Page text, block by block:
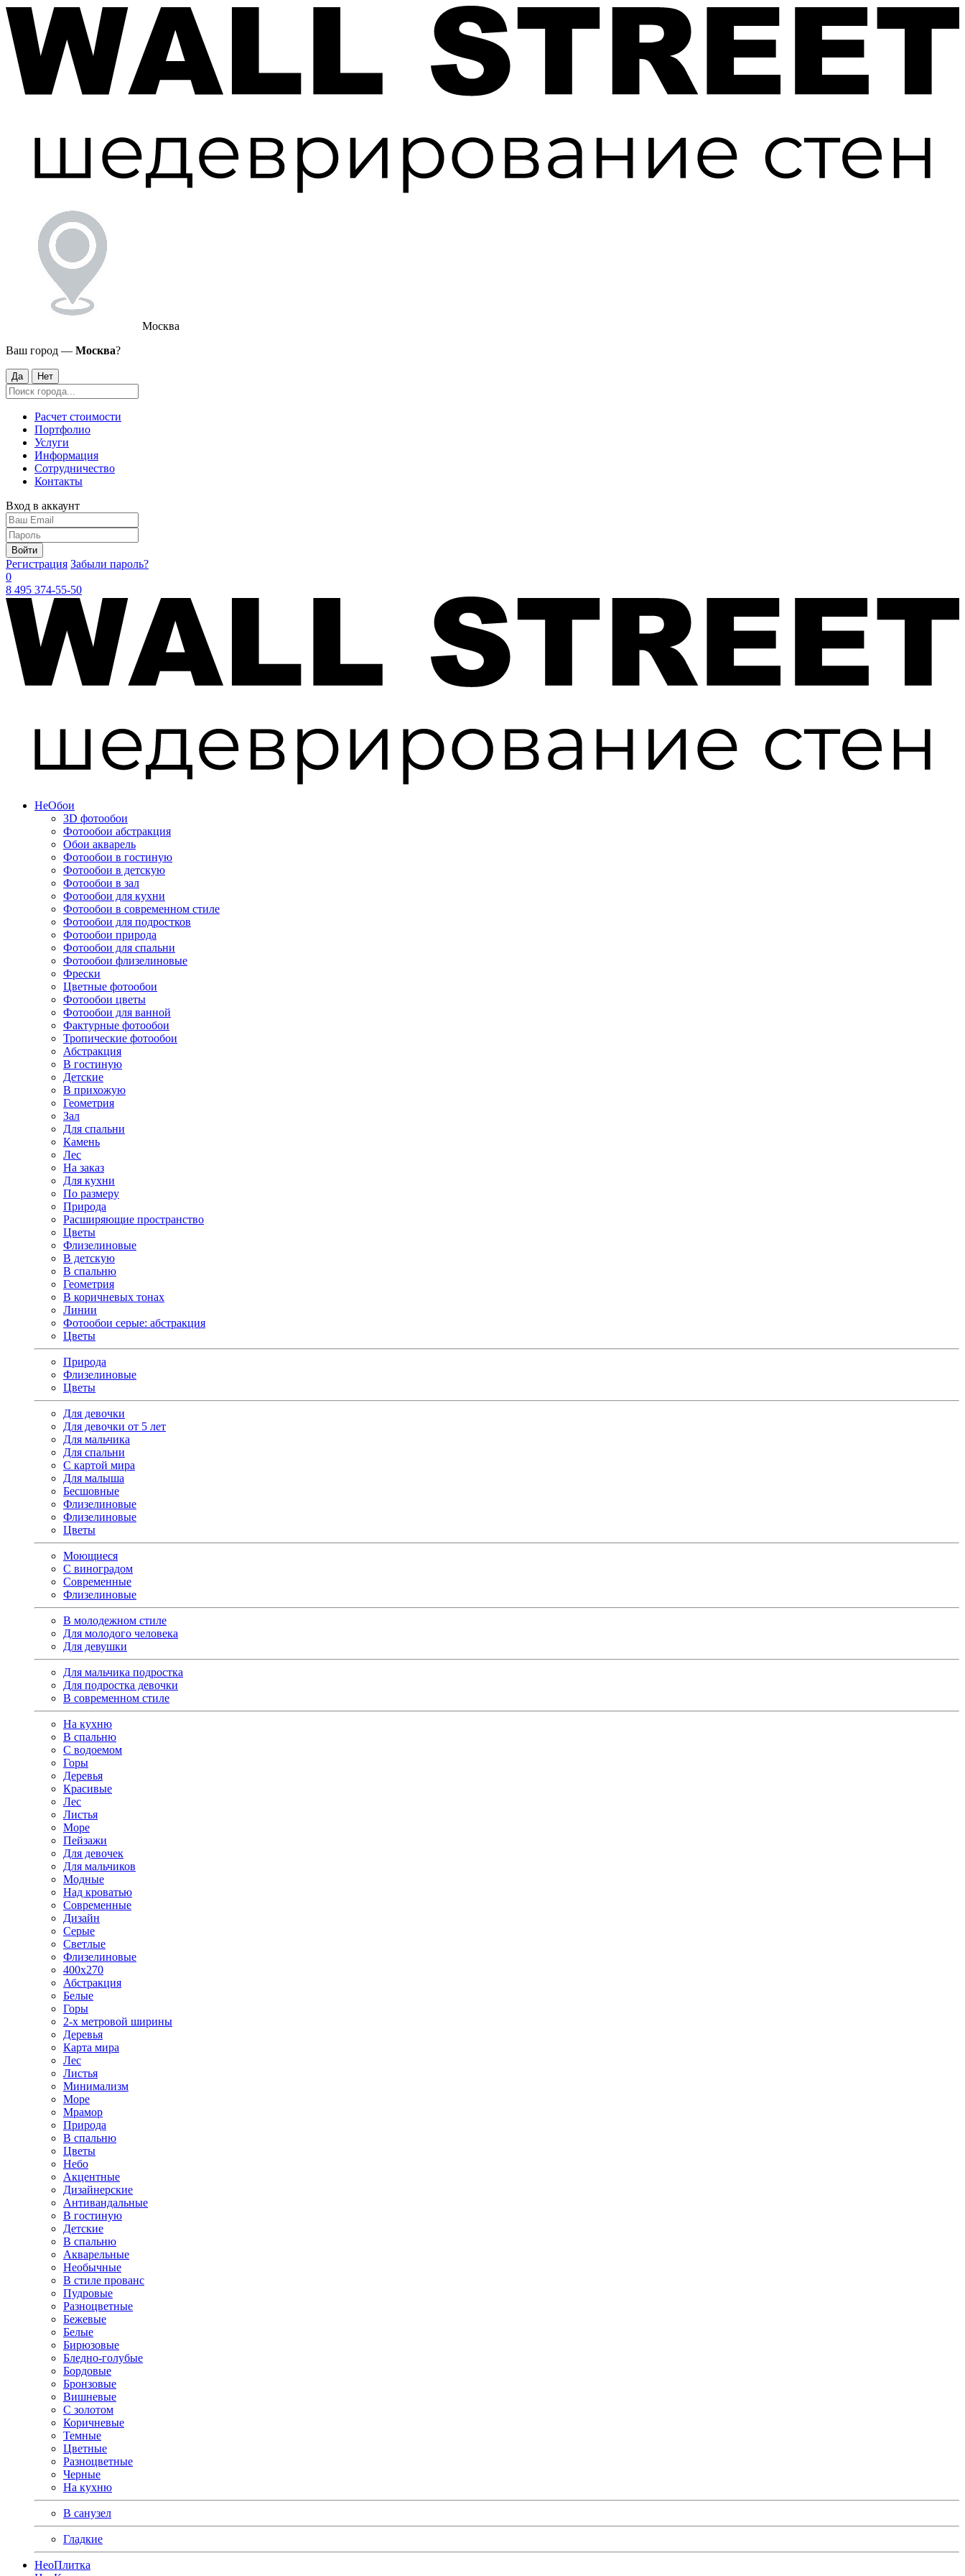
Москва
Ваш город — Москва?
Да Нет
Расчет стоимости
Портфолио
Услуги
Информация
Сотрудничество
Контакты
Вход в аккаунт
Войти
Регистрация Забыли пароль?
0
8 495 374-55-50
НеОбои
3D фотообои
Фотообои абстракция
Обои акварель
Фотообои в гостиную
Фотообои в детскую
Фотообои в зал
Фотообои для кухни
Фотообои в современном стиле
Фотообои для подростков
Фотообои природа
Фотообои для спальни
Фотообои флизелиновые
Фрески
Цветные фотообои
Фотообои цветы
Фотообои для ванной
Фактурные фотообои
Тропические фотообои
Абстракция
В гостиную
Детские
В прихожую
Геометрия
Зал
Для спальни
Камень
Лес
На заказ
Для кухни
По размеру
Природа
Расширяющие пространство
Цветы
Флизелиновые
В детскую
В спальню
Геометрия
В коричневых тонах
Линии
Фотообои серые: абстракция
Цветы
Природа
Флизелиновые
Цветы
Для девочки
Для девочки от 5 лет
Для мальчика
Для спальни
С картой мира
Для малыша
Бесшовные
Флизелиновые
Флизелиновые
Цветы
Моющиеся
С виноградом
Современные
Флизелиновые
В молодежном стиле
Для молодого человека
Для девушки
Для мальчика подростка
Для подростка девочки
В современном стиле
На кухню
В спальню
С водоемом
Горы
Деревья
Красивые
Лес
Листья
Море
Пейзажи
Для девочек
Для мальчиков
Модные
Над кроватью
Современные
Дизайн
Серые
Светлые
Флизелиновые
400х270
Абстракция
Белые
Горы
2-х метровой ширины
Деревья
Карта мира
Лес
Листья
Минимализм
Море
Мрамор
Природа
В спальню
Цветы
Небо
Акцентные
Дизайнерские
Антивандальные
В гостиную
Детские
В спальню
Акварельные
Необычные
В стиле прованс
Пудровые
Разноцветные
Бежевые
Белые
Бирюзовые
Бледно-голубые
Бордовые
Бронзовые
Вишневые
С золотом
Коричневые
Темные
Цветные
Разноцветные
Черные
На кухню
В санузел
Гладкие
НеоПлитка